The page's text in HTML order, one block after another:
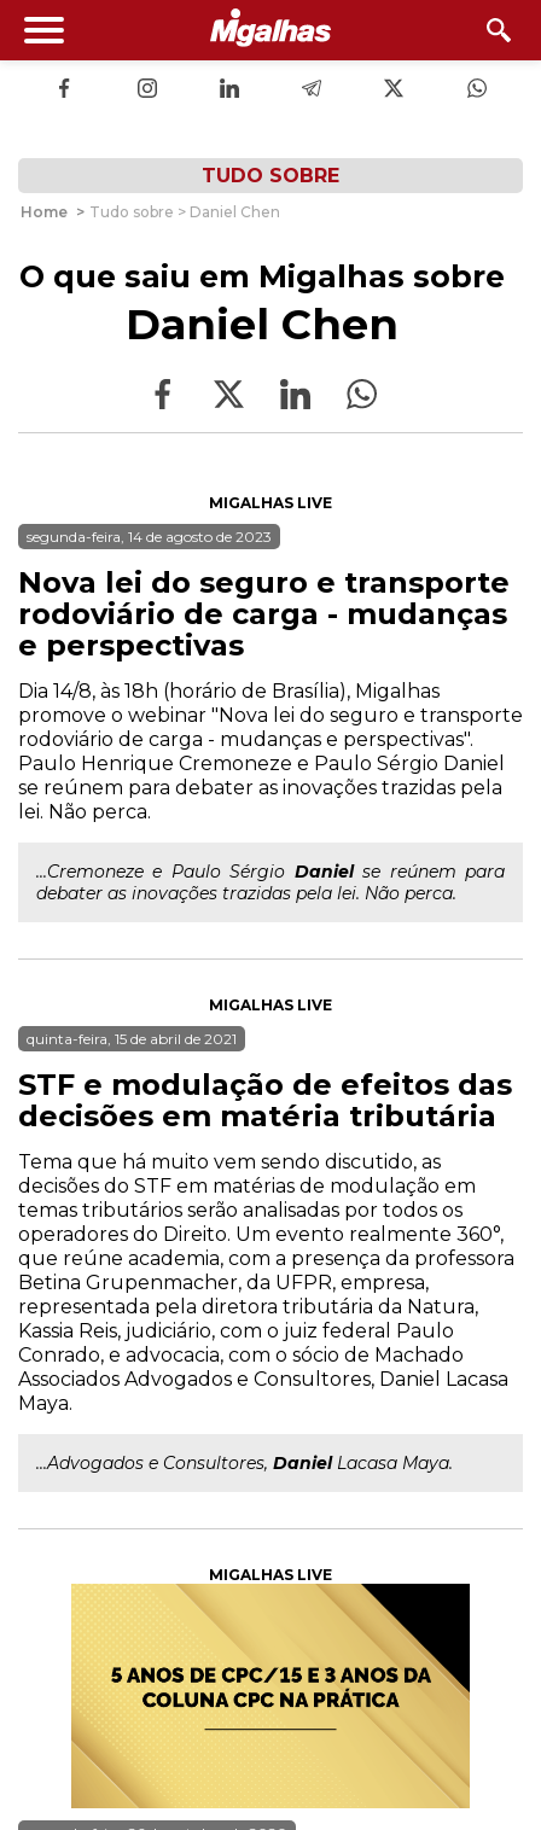
TUDO SOBRE
Home > Tudo sobre > Daniel Chen
O que saiu em Migalhas sobre
Daniel Chen
MIGALHAS LIVE
segunda-feira, 14 de agosto de 2023
Nova lei do seguro e transporte
rodoviário de carga - mudanças
e perspectivas
Dia 14/8, às 18h (horário de Brasília), Migalhas
promove o webinar "Nova lei do seguro e transporte
rodoviário de carga - mudanças e perspectivas".
Paulo Henrique Cremoneze e Paulo Sérgio Daniel
se reúnem para debater as inovações trazidas pela
lei. Não perca.
...Cremoneze e Paulo Sérgio Danielse reúnem para
debater as inovações trazidas pela lei. Não perca.
MIGALHAS LIVE
quinta-feira, 15 de abril de 2021
STF e modulação de efeitos das
decisões em matéria tributária
Tema que há muito vem sendo discutido, as
decisões do STF em matérias de modulação em
temas tributários serão analisadas por todos os
operadores do Direito. Um evento realmente 360°,
que reúne academia, com a presença da professora
Betina Grupenmacher, da UFPR, empresa,
representada pela diretora tributária da Natura,
Kassia Reis, judiciário, com o juiz federal Paulo
Conrado, e advocacia, com o sócio de Machado
Associados Advogados e Consultores, Daniel Lacasa
Maya.
...Advogados e Consultores, DanielLacasa Maya.
MIGALHAS LIVE